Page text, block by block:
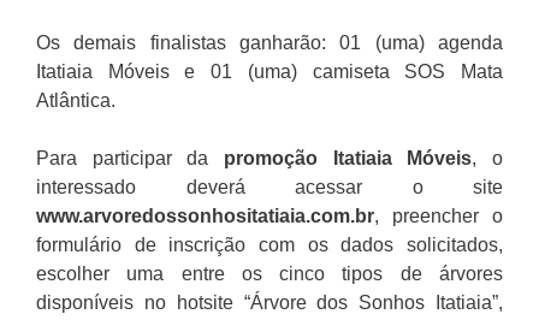
Os demais finalistas ganharão: 01 (uma) agenda
Itatiaia Móveis e 01 (uma) camiseta SOS Mata
Atlântica.
Para participar da promoção Itatiaia Móveis, o
interessado deverá acessar o site
www.arvoredossonhositatiaia.com.br, preencher o
formulário de inscrição com os dados solicitados,
escolher uma entre os cinco tipos de árvores
disponíveis no hotsite “Árvore dos Sonhos Itatiaia”,